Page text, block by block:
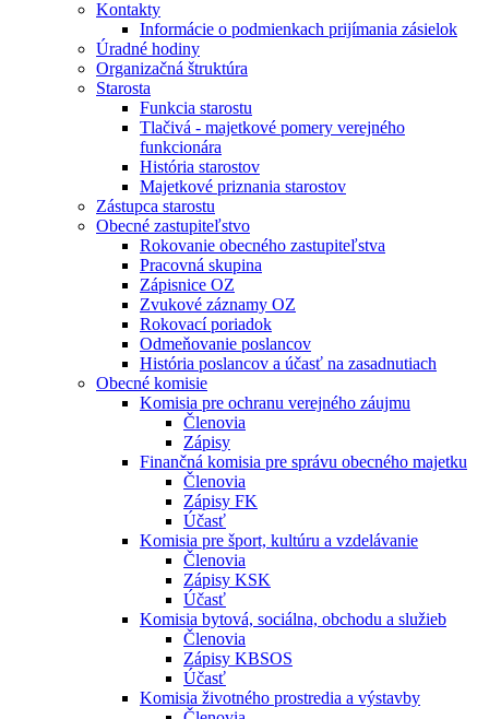
Kontakty
Informácie o podmienkach prijímania zásielok
Úradné hodiny
Organizačná štruktúra
Starosta
Funkcia starostu
Tlačivá - majetkové pomery verejného
funkcionára
História starostov
Majetkové priznania starostov
Zástupca starostu
Obecné zastupiteľstvo
Rokovanie obecného zastupiteľstva
Pracovná skupina
Zápisnice OZ
Zvukové záznamy OZ
Rokovací poriadok
Odmeňovanie poslancov
História poslancov a účasť na zasadnutiach
Obecné komisie
Komisia pre ochranu verejného záujmu
Členovia
Zápisy
Finančná komisia pre správu obecného majetku
Členovia
Zápisy FK
Účasť
Komisia pre šport, kultúru a vzdelávanie
Členovia
Zápisy KSK
Účasť
Komisia bytová, sociálna, obchodu a služieb
Členovia
Zápisy KBSOS
Účasť
Komisia životného prostredia a výstavby